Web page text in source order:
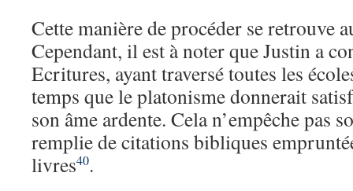
Cette manière de procéder se retrouve
Cependant, il est à noter que Justin a
Ecritures, ayant traversé toutes les
temps que le platonisme donnerait
son âme ardente. Cela n’empêche pas
remplie de citations bibliques
livres40.